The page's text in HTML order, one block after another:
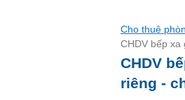
Cho thuê
CHDV bếp xa
CHDV
riêng -